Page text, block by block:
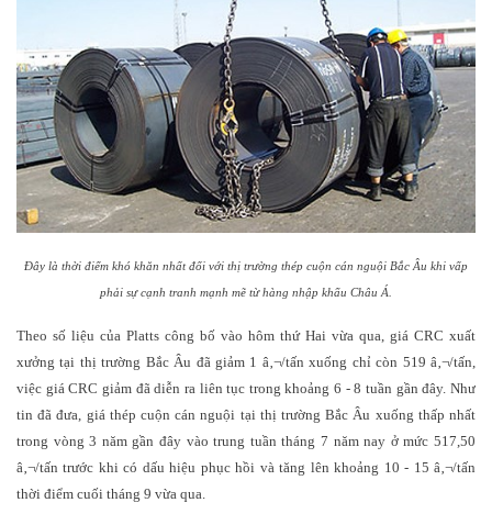
Đây là thời điểm khó khăn nhất đối với thị trường thép cuộn cán nguội Bắc Âu khi vấp
phải sự cạnh tranh mạnh mẽ từ hàng nhập khẩu Châu Á.
Theo số liệu của Platts công bố vào hôm thứ Hai vừa qua, giá CRC xuất
xưởng tại thị trường Bắc Âu đã giảm 1 â‚¬/tấn xuống chỉ còn 519 â‚¬/tấn,
việc giá CRC giảm đã diễn ra liên tục trong khoảng 6 - 8 tuần gần đây. Như
tin đã đưa, giá thép cuộn cán nguội tại thị trường Bắc Âu xuống thấp nhất
trong vòng 3 năm gần đây vào trung tuần tháng 7 năm nay ở mức 517,50
â‚¬/tấn trước khi có dấu hiệu phục hồi và tăng lên khoảng 10 - 15 â‚¬/tấn
thời điểm cuối tháng 9 vừa qua.